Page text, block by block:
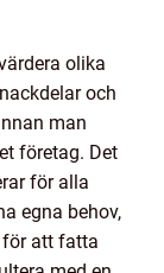
olika
och
man
företag. Det
för alla
egna behov,
att fatta